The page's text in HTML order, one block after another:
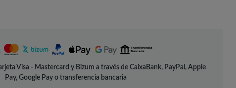
Visa - Mastercard y Bizum a través de CaixaBank, PayPal, Apple
Pay, Google Pay o transferencia bancaria